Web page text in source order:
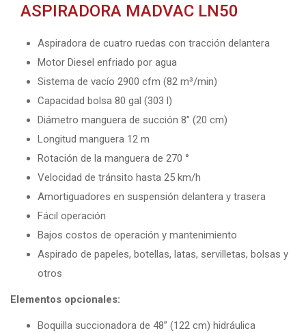
ASPIRADORA MADVAC LN50
Aspiradora de cuatro ruedas con tracción delantera
Motor Diesel enfriado por agua
Sistema de vacío 2900 cfm (82 m³/min)
Capacidad bolsa 80 gal (303 l)
Diámetro manguera de succión 8” (20 cm)
Longitud manguera 12 m
Rotación de la manguera de 270 °
Velocidad de tránsito hasta 25 km/h
Amortiguadores en suspensión delantera y trasera
Fácil operación
Bajos costos de operación y mantenimiento
Aspirado de papeles, botellas, latas, servilletas, bolsas y
otros
Elementos opcionales:
Boquilla succionadora de 48” (122 cm) hidráulica